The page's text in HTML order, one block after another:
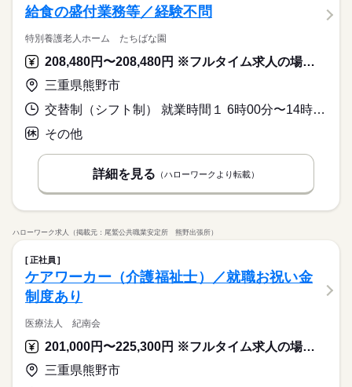
給食の盛付業務等／経験不問
特別養護老人ホーム たちばな園
208,480円〜208,480円 ※フルタイム求人の場合は月額（換算額）、パート求人の場合は時間額を表示しています。
三重県熊野市
交替制（シフト制） 就業時間１ 6時00分〜14時45分 就業時間２ 10時15分〜19時00分 又は 〜の時間の間の0時間 就業時間に関する特記事項 ※休憩４５分
その他
詳細を見る （ハローワークより転載）
ハローワーク求人（掲載元：尾鷲公共職業安定所 熊野出張所）
正社員
ケアワーカー（介護福祉士）／就職お祝い金
制度あり
医療法人 紀南会
201,000円〜225,300円 ※フルタイム求人の場合は月額（換算額）、パート求人の場合は時間額を表示しています。
三重県熊野市